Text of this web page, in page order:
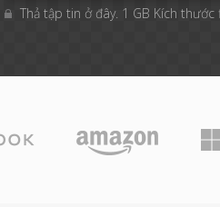
Thả tập tin ở đây. 1 GB Kích